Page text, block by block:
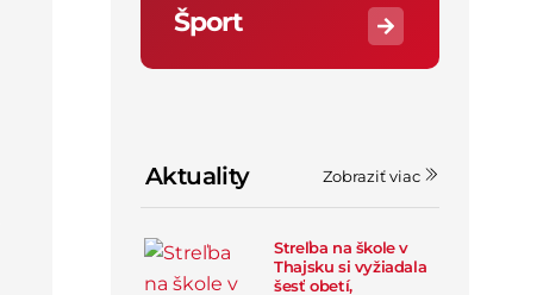
Šport
Aktuality Zobraziť viac
Streľba na škole v
Thajsku si vyžiadala
šesť obetí,